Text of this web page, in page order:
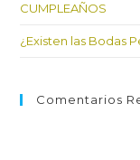
CUMPLEAÑOS
¿Existen las Bodas
Comentarios